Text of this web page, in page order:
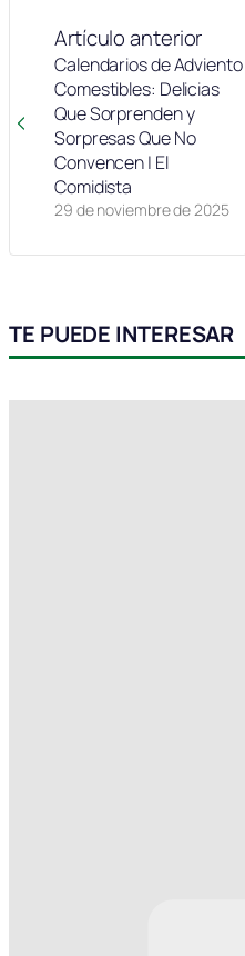
Artículo anterior
29 de noviembre de 2025
Calendarios de Adviento
Comestibles: Delicias
Que Sorprenden y
Sorpresas Que No
Convencen | El
Comidista
TE PUEDE INTERESAR